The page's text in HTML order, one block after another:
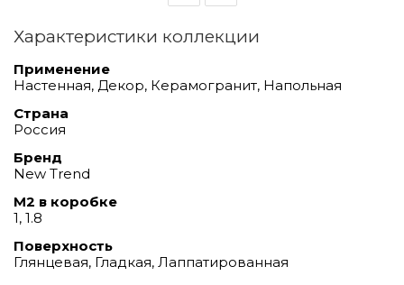
Характеристики коллекции
Применение
Настенная, Декор, Керамогранит, Напольная
Страна
Россия
Бренд
New Trend
М2 в коробке
1, 1.8
Поверхность
Глянцевая, Гладкая, Лаппатированная